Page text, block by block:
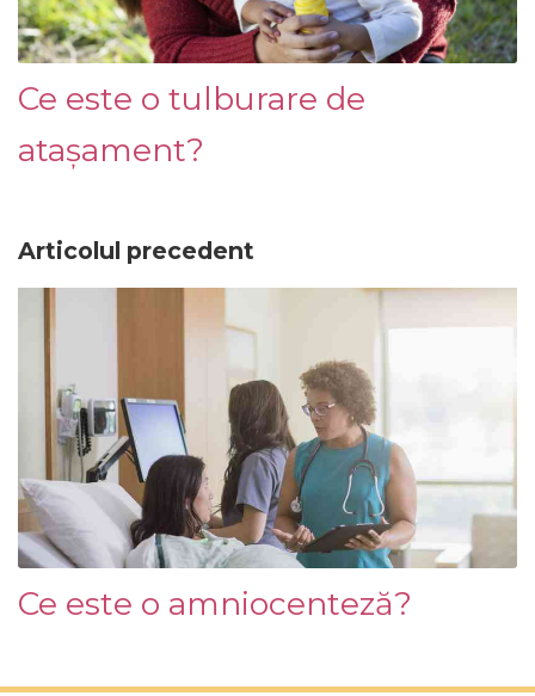
Ce este o tulburare de
atașament?
Articolul precedent
Ce este o amniocenteză?